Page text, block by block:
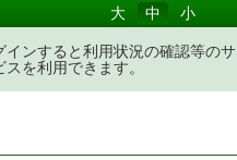
大 中 小
インすると利用状況の確認等のサ
スを利用できます。